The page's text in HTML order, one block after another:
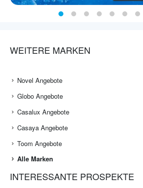
WEITERE MARKEN
Novel Angebote
Globo Angebote
Casalux Angebote
Casaya Angebote
Toom Angebote
Alle Marken
INTERESSANTE PROSPEKTE